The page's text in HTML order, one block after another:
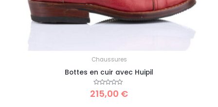
Chaussures
Bottes en cuir avec Huipil
Note
0
215,00 €